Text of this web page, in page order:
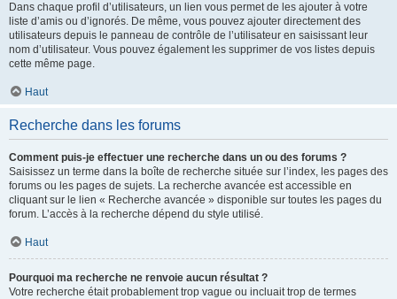
Dans chaque profil d’utilisateurs, un lien vous permet de les ajouter à votre
liste d’amis ou d’ignorés. De même, vous pouvez ajouter directement des
utilisateurs depuis le panneau de contrôle de l’utilisateur en saisissant leur
nom d’utilisateur. Vous pouvez également les supprimer de vos listes depuis
cette même page.
Haut
Recherche dans les forums
Comment puis-je effectuer une recherche dans un ou des forums ?
Saisissez un terme dans la boîte de recherche située sur l’index, les pages des
forums ou les pages de sujets. La recherche avancée est accessible en
cliquant sur le lien « Recherche avancée » disponible sur toutes les pages du
forum. L’accès à la recherche dépend du style utilisé.
Haut
Pourquoi ma recherche ne renvoie aucun résultat ?
Votre recherche était probablement trop vague ou incluait trop de termes